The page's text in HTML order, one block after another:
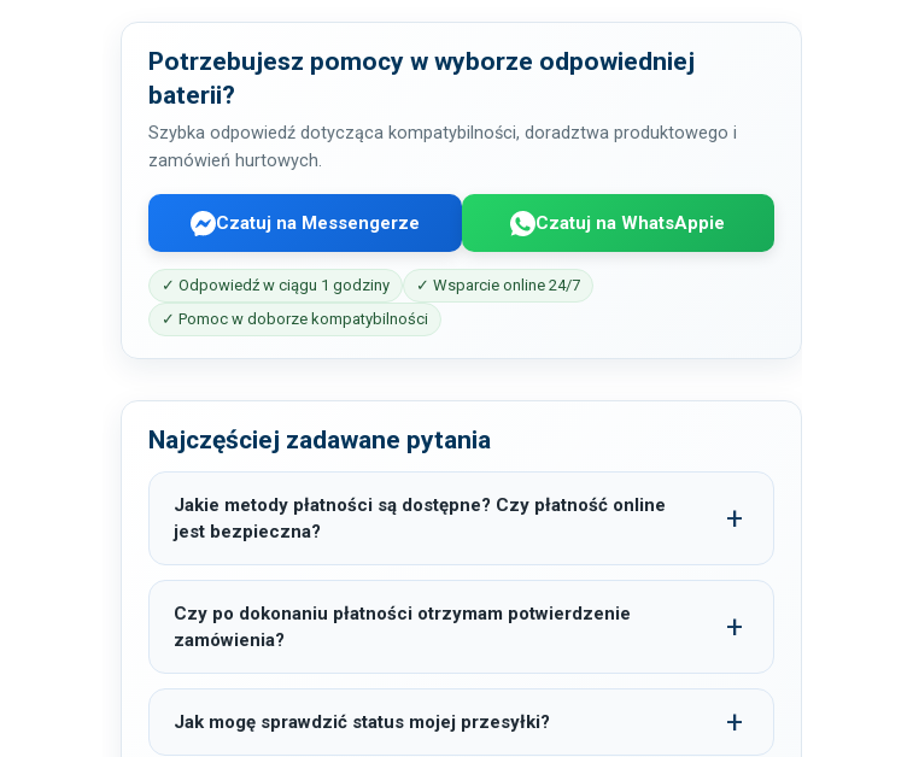
Potrzebujesz pomocy w wyborze odpowiedniej
baterii?
Szybka odpowiedź dotycząca kompatybilności, doradztwa produktowego i
zamówień hurtowych.
Czatuj na Messengerze Czatuj na WhatsAppie
✓ Odpowiedź w ciągu 1 godziny
✓ Wsparcie online 24/7
✓ Pomoc w doborze kompatybilności
Najczęściej zadawane pytania
Jakie metody płatności są dostępne? Czy płatność online
jest bezpieczna?
Czy po dokonaniu płatności otrzymam potwierdzenie
zamówienia?
Jak mogę sprawdzić status mojej przesyłki?